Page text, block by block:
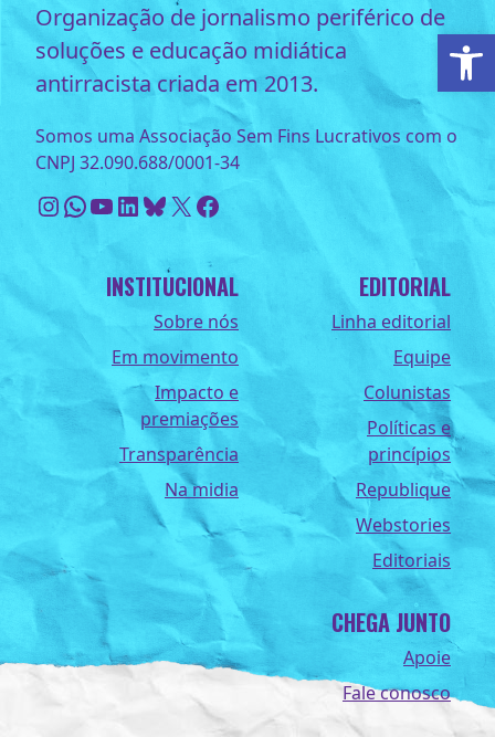
Organização de jornalismo periférico de
soluções e educação midiática
antirracista criada em 2013.
Somos uma Associação Sem Fins Lucrativos com o
CNPJ 32.090.688/0001-34
Instagram
WhatsApp
Youtube
LinkedIn
Bluesky
X Facebook
INSTITUCIONAL
Sobre nós
Em movimento
Impacto e
premiações
Transparência
Na midia
EDITORIAL
Linha editorial
Equipe
Colunistas
Políticas e
princípios
Republique
Webstories
Editoriais
CHEGA JUNTO
Apoie
Fale conosco